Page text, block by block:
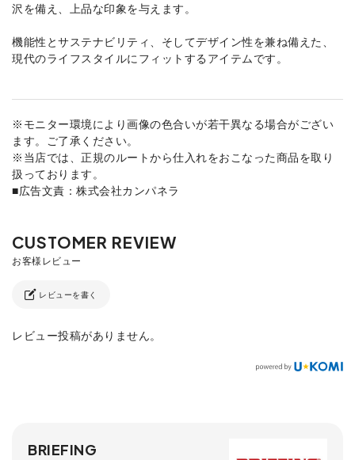
沢を備え、上品な印象を与えます。
機能性とサステナビリティ、そしてデザイン性を兼ね備えた、
現代のライフスタイルにフィットするアイテムです。
※モニター環境により画像の色合いが若干異なる場合がござい
ます。ご了承ください。
※当店では、正規のルートから仕入れをおこなった商品を取り
扱っております。
■広告文責：株式会社カンパネラ
レビューを書く
レビュー投稿がありません。
BRIEFING